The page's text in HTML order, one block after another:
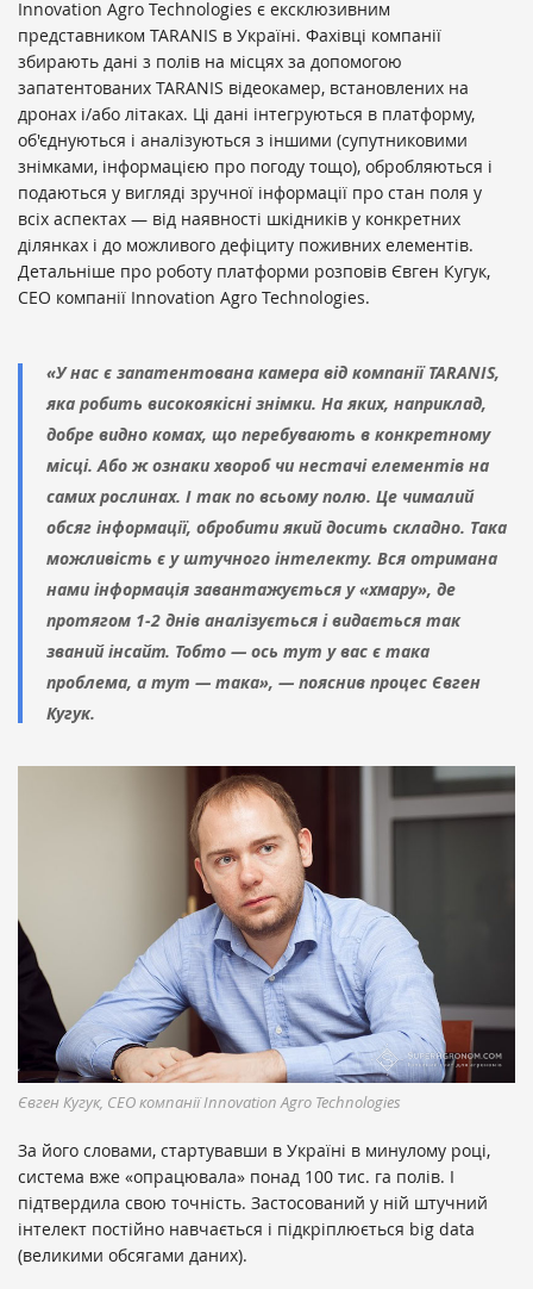
Innovation Agro Technologies є ексклюзивним
представником TARANIS в Україні. Фахівці компанії
збирають дані з полів на місцях за допомогою
запатентованих TARANIS відеокамер, встановлених на
дронах і/або літаках. Ці дані інтегруються в платформу,
об'єднуються і аналізуються з іншими (супутниковими
знімками, інформацією про погоду тощо), обробляються і
подаються у вигляді зручної інформації про стан поля у
всіх аспектах — від наявності шкідників у конкретних
ділянках і до можливого дефіциту поживних елементів.
Детальніше про роботу платформи розповів Євген Кугук,
CEO компанії Innovation Agro Technologies.
«У нас є запатентована камера від компанії TARANIS,
яка робить високоякісні знімки. На яких, наприклад,
добре видно комах, що перебувають в конкретному
місці. Або ж ознаки хвороб чи нестачі елементів на
самих рослинах. І так по всьому полю. Це чималий
обсяг інформації, обробити який досить складно. Така
можливість є у штучного інтелекту. Вся отримана
нами інформація завантажується у «хмару», де
протягом 1-2 днів аналізується і видається так
званий інсайт. Тобто — ось тут у вас є така
проблема, а тут — така», — пояснив процес Євген
Кугук.
Євген Кугук, CEO компанії Innovation Agro Technologies
За його словами, стартувавши в Україні в минулому році,
система вже «опрацювала» понад 100 тис. га полів. І
підтвердила свою точність. Застосований у ній штучний
інтелект постійно навчається і підкріплюється big data
(великими обсягами даних).